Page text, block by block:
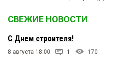
надо же 12 июня 2025 в
ни [*****] не делает.
СВЕЖИЕ НОВОСТИ
С Днем строителя!
8 августа 18:00 1 170